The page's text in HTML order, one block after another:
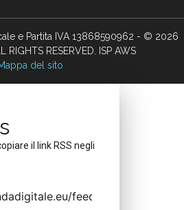
e Partita IVA 13868590962 - © 2026
RIGHTS RESERVED. ISP AWS
del sito
il link RSS negli